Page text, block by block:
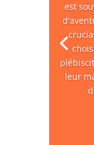
est
leur